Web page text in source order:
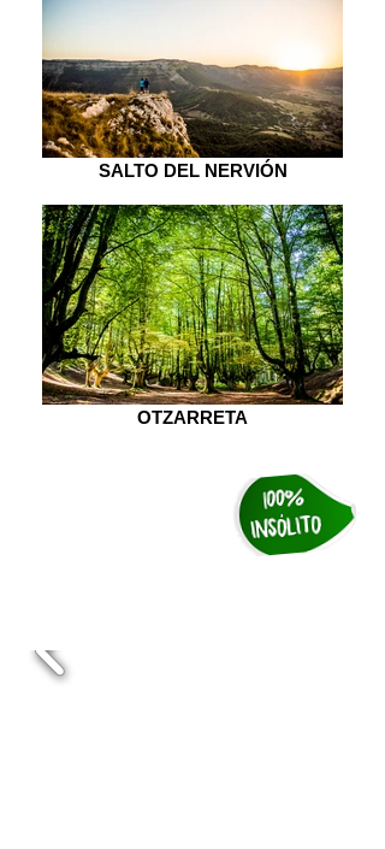
SALTO DEL NERVIÓN
OTZARRETA